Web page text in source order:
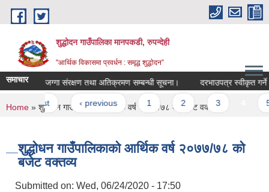
Skip to main content
शुद्धोदन गाउँपालिका मानपकडी, रुपन्देही
"आर्थिक विकासमा प्रवर्धन : समृद्ध शुद्धोदन”
समाचारजग्गा संरक्षण तथा अतिक्रमण सम्बन्धी सूचना। दरभाउपत्र स्वीकृत गर्ने
« first ‹ previous 1 2 3
You are here
Home » शुद्धोधन गाउँपालिकाको आर्थिक वर्ष २०७७/७८ को बजेट वक्तव्य
शुद्धोधन गाउँपालिकाको आर्थिक वर्ष २०७७/७८ को
बजेट वक्तव्य
Submitted on: Wed, 06/24/2020 - 17:50